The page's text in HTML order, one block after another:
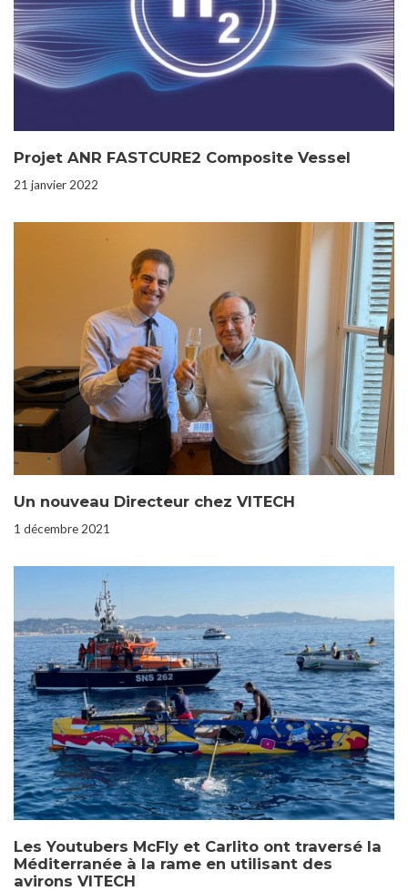
Projet ANR FASTCURE2 Composite Vessel
21 janvier 2022
Un nouveau Directeur chez VITECH
1 décembre 2021
Les Youtubers McFly et Carlito ont traversé la
Méditerranée à la rame en utilisant des
avirons VITECH